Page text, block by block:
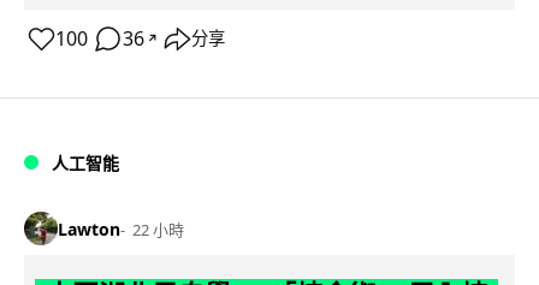
100 36 ↗ 分享
人工智能
Lawton 22 小時